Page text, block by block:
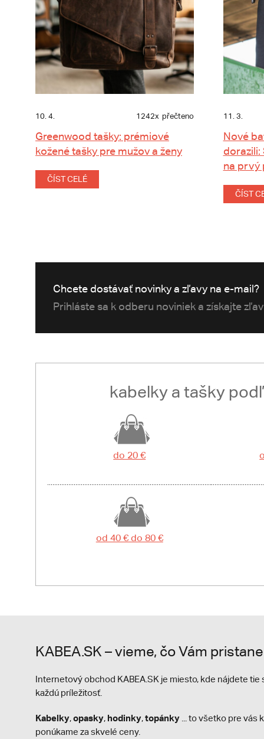
10. 4. 1242x přečteno
Greenwood tašky: prémiové
kožené tašky pre mužov a ženy
ČÍST CELÉ
11. 3.
Nové
dorazili:
na prvý
ČÍST
Chcete dostávať novinky a zľavy na e-mail?
Prihláste sa k odberu noviniek a získajte
kabelky a tašky
do 20 €
od 40 € do 80 €
KABEA.SK – vieme, čo Vám pristane
Internetový obchod KABEA.SK je miesto, kde nájdete
každú príležitosť.
Kabelky,opasky, hodinky,topánky ... to všetko pre vás
ponúkame za skvelé ceny.